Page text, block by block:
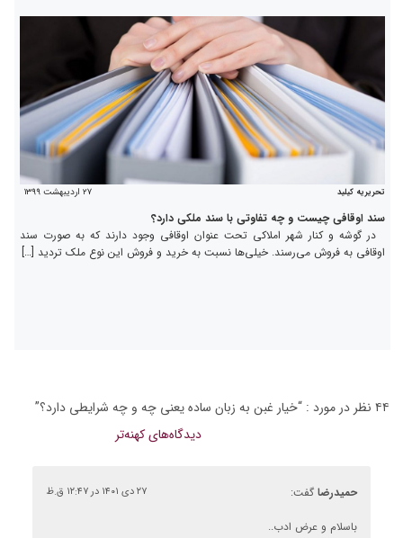
تحریریه کیلید ۲۷ اردیبهشت ۱۳۹۹
سند اوقافی چیست و چه تفاوتی با سند ملکی دارد؟
در گوشه و کنار شهر املاکی تحت عنوان اوقافی وجود دارند که به صورت سند
اوقافی به فروش می‌رسند. خیلی‌ها نسبت به خرید و فروش این نوع ملک تردید […]
۴۴ نظر در مورد : “ خیار غبن به زبان ساده یعنی چه و چه شرایطی دارد؟”
دیدگاه‌های کهنه‌تر
حمیدرضا گفت: ۲۷ دی ۱۴۰۱ در ۱۲:۴۷ ق.ظ
باسلام و عرض ادب..